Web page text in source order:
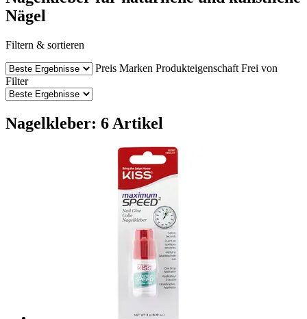
Nägel
Filtern & sortieren
Preis Marken Produkteigenschaft Frei von
Filter
Nagelkleber: 6 Artikel